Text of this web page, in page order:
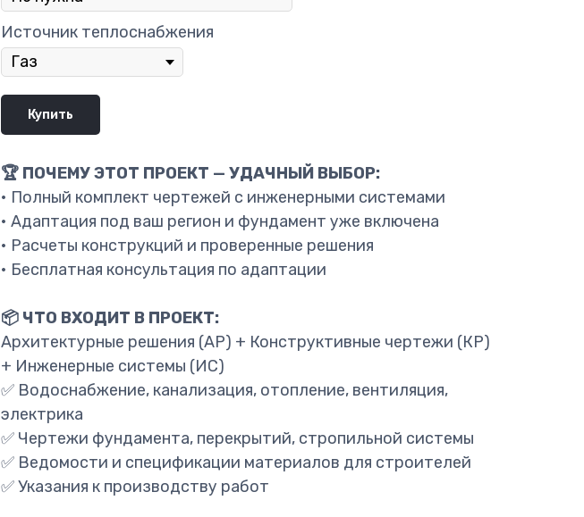
Источник теплоснабжения
Купить
🏆 ПОЧЕМУ ЭТОТ ПРОЕКТ — УДАЧНЫЙ ВЫБОР:
• Полный комплект чертежей с инженерными системами
• Адаптация под ваш регион и фундамент уже включена
• Расчеты конструкций и проверенные решения
• Бесплатная консультация по адаптации
📦 ЧТО ВХОДИТ В ПРОЕКТ:
Архитектурные решения (АР) + Конструктивные чертежи (КР)
+ Инженерные системы (ИС)
✅ Водоснабжение, канализация, отопление, вентиляция,
электрика
✅ Чертежи фундамента, перекрытий, стропильной системы
✅ Ведомости и спецификации материалов для строителей
✅ Указания к производству работ